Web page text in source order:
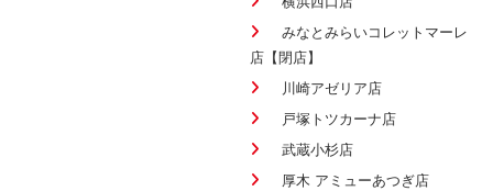
みなとみらいコレットマーレ
店【閉店】
川崎アゼリア店
戸塚トツカーナ店
武蔵小杉店
厚木 アミューあつぎ店